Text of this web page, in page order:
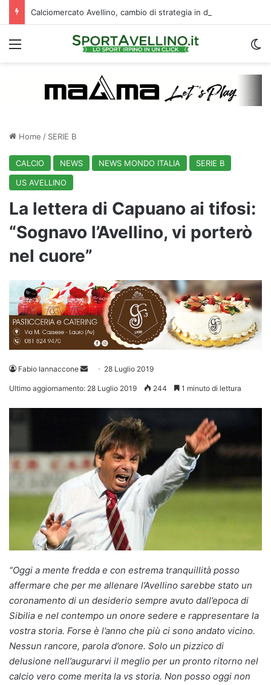
Menu
Home / SERIE B
CALCIO NEWS NEWS MONDO ITALIA
SERIE B
US AVELLINO
La lettera di Capuano ai tifosi:
“Sognavo l’Avellino, vi porterò
nel cuore”
Fabio Iannaccone
Invia 28 Luglio 2019
Ultimo aggiornamento: 28 Luglio 2019 244 1 minuto di lettura
“Oggi a mente fredda e con estrema tranquillità posso
affermare che per me allenare l’Avellino sarebbe stato un
coronamento di un desiderio sempre avuto dall’epoca di
Sibilia e nel contempo un onore sedere e rappresentare la
vostra storia. Forse è l’anno che più ci sono andato vicino.
Nessun rancore, parola d’onore. Solo un pizzico di
delusione nell’augurarvi il meglio per un pronto ritorno nel
calcio vero come merita la vs storia. Non posso oggi non